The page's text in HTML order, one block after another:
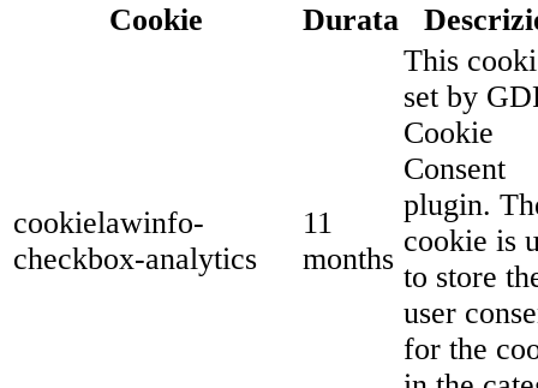
Cookie
Durata
cookielawinfo-
checkbox-analytics
11
months
This
set by
Cookie
Consent
plugin.
cookie is
to store
user
for the